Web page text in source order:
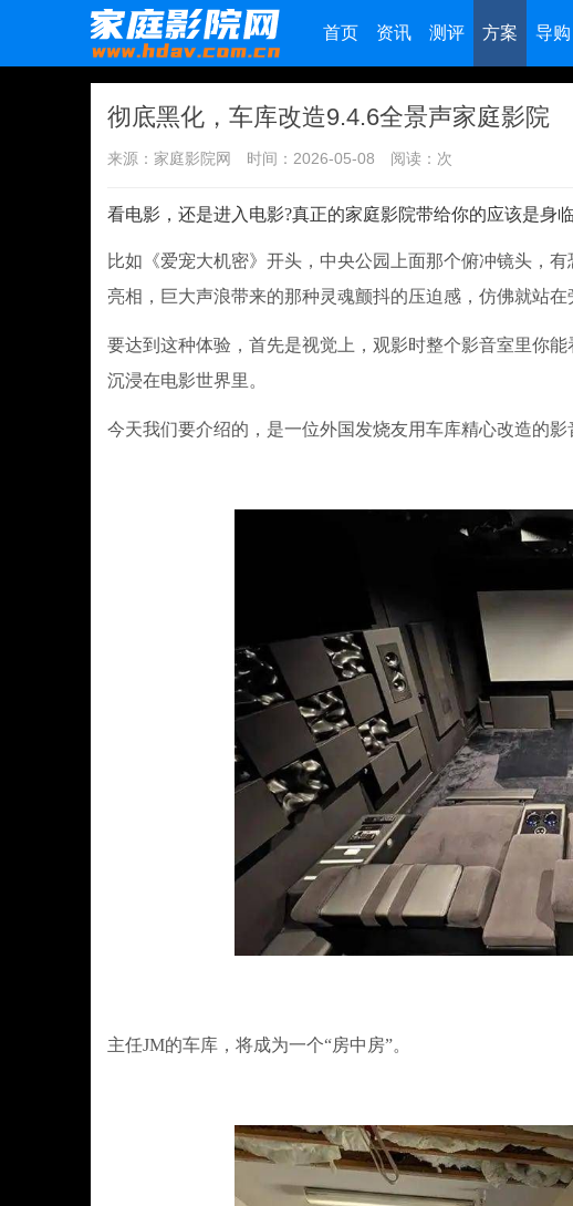
首页 资讯 测评 方案 导购
彻底黑化，车库改造9.4.6全景声家庭影院
来源：家庭影院网 时间：2026-05-08 阅读： 次
看电影，还是进入电影?真正的家庭影院带给你的应该是身
比如《爱宠大机密》开头，中央公园上面那个俯冲镜头，
亮相，巨大声浪带来的那种灵魂颤抖的压迫感，仿佛就站在
要达到这种体验，首先是视觉上，观影时整个影音室里你
沉浸在电影世界里。
今天我们要介绍的，是一位外国发烧友用车库精心改造的影
主任JM的车库，将成为一个“房中房”。